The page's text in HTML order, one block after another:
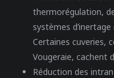
thermorégulation,
systèmes
Certaines cuveries,
Vougeraie, cachent
Réduction des